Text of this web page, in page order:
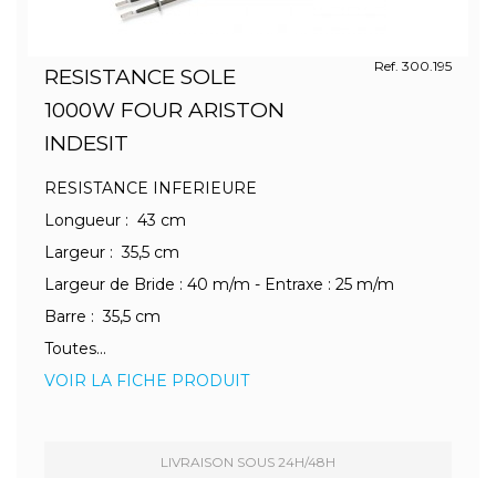
RESISTANCE SOLE
1000W FOUR ARISTON
INDESIT
Ref. 300.195
RESISTANCE INFERIEURE
Longueur : 43 cm
Largeur : 35,5 cm
Largeur de Bride : 40 m/m - Entraxe : 25 m/m
Barre : 35,5 cm
Toutes...
VOIR LA FICHE PRODUIT
LIVRAISON SOUS 24H/48H